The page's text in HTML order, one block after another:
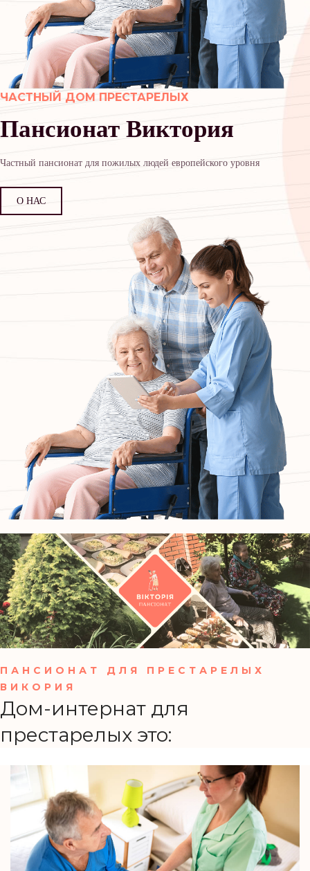
ЧАСТНЫЙ ДОМ ПРЕСТАРЕЛЫХ
Пансионат Виктория
Частный пансионат для пожилых людей европейского уровня
О НАС
ПАНСИОНАТ ДЛЯ ПРЕСТАРЕЛЫХ
ВИКОРИЯ
Дом-интернат для
престарелых это: